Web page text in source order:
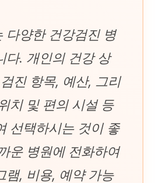
다양한 건강검진 병
다. 개인의 건강 상
진 항목, 예산, 그리
치 및 편의 시설 등
선택하시는 것이 좋
운 병원에 전화하여
램, 비용, 예약 가능